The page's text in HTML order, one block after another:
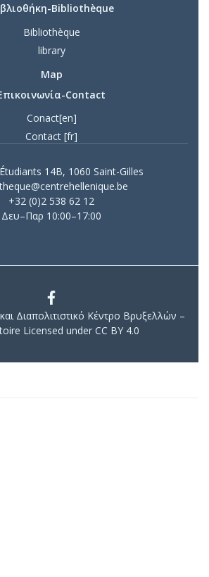
Bibliothèque
Bibliothèque
library
Map
Contact
Conact[en]
Contact [fr]
14B, 1060 Saint-Gilles
+32 (0)2 538 62 12
Δευ–Παρ 10:00–17:00
Διαπολιτιστικό Κέντρο Βρυξελλών –
Licensed under CC BY 4.0